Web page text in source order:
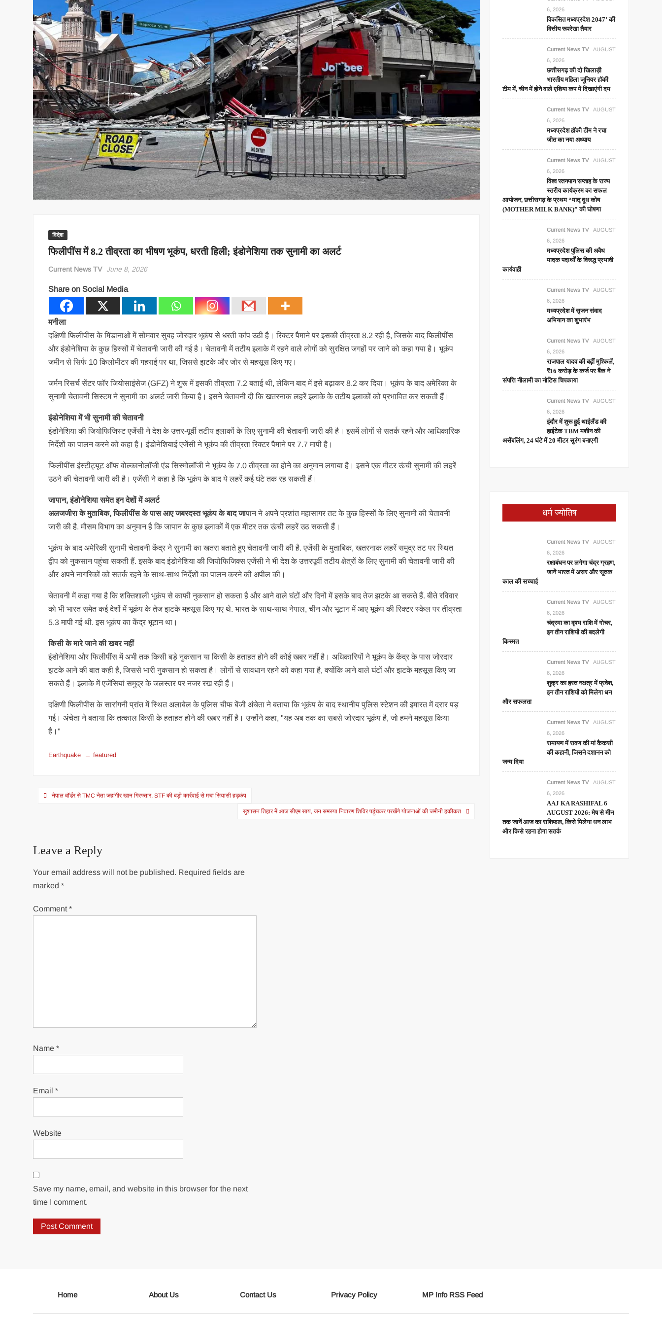
विदेश
फिलीपींस में 8.2 तीव्रता का भीषण भूकंप, धरती हिली; इंडोनेशिया तक सुनामी का अलर्ट
Current News TV June 8, 2026
Share on Social Media
मनीला
दक्षिणी फिलीपींस के मिंडानाओ में सोमवार सुबह जोरदार भूकंप से धरती कांप उठी है। रिक्टर पैमाने पर इसकी तीव्रता 8.2 रही है, जिसके बाद फिलीपींस
और इंडोनेशिया के कुछ हिस्सों में चेतावनी जारी की गई है। चेतावनी में तटीय इलाके में रहने वाले लोगों को सुरक्षित जगहों पर जाने को कहा गया है। भूकंप
जमीन से सिर्फ 10 किलोमीटर की गहराई पर था, जिससे झटके और जोर से महसूस किए गए।
जर्मन रिसर्च सेंटर फॉर जियोसाइंसेज (GFZ) ने शुरू में इसकी तीव्रता 7.2 बताई थी, लेकिन बाद में इसे बढ़ाकर 8.2 कर दिया। भूकंप के बाद अमेरिका के
सुनामी चेतावनी सिस्टम ने सुनामी का अलर्ट जारी किया है। इसने चेतावनी दी कि खतरनाक लहरें इलाके के तटीय इलाकों को प्रभावित कर सकती हैं।
इंडोनेशिया में भी सुनामी की चेतावनी
इंडोनेशिया की जियोफिजिस्ट एजेंसी ने देश के उत्तर-पूर्वी तटीय इलाकों के लिए सुनामी की चेतावनी जारी की है। इसमें लोगों से सतर्क रहने और आधिकारिक
निर्देशों का पालन करने को कहा है। इंडोनेशियाई एजेंसी ने भूकंप की तीव्रता रिक्टर पैमाने पर 7.7 मापी है।
फिलीपींस इंस्टीट्यूट ऑफ वोल्कानोलॉजी एंड सिस्मोलॉजी ने भूकंप के 7.0 तीव्रता का होने का अनुमान लगाया है। इसने एक मीटर ऊंची सुनामी की लहरें
उठने की चेतावनी जारी की है। एजेंसी ने कहा है कि भूकंप के बाद ये लहरें कई घंटे तक रह सकती हैं।
जापान, इंडोनेशिया समेत इन देशों में अलर्ट
अलजजीरा के मुताबिक, फिलीपींस के पास आए जबरदस्त भूकंप के बाद जापान ने अपने प्रशांत महासागर तट के कुछ हिस्सों के लिए सुनामी की चेतावनी
जारी की है. मौसम विभाग का अनुमान है कि जापान के कुछ इलाकों में एक मीटर तक ऊंची लहरें उठ सकती हैं।
भूकंप के बाद अमेरिकी सुनामी चेतावनी केंद्र ने सुनामी का खतरा बताते हुए चेतावनी जारी की है. एजेंसी के मुताबिक, खतरनाक लहरें समुद्र तट पर स्थित
द्वीप को नुकसान पहुंचा सकती हैं. इसके बाद इंडोनेशिया की जियोफिजिक्स एजेंसी ने भी देश के उत्तरपूर्वी तटीय क्षेत्रों के लिए सुनामी की चेतावनी जारी की
और अपने नागरिकों को सतर्क रहने के साथ-साथ निर्देशों का पालन करने की अपील की।
चेतावनी में कहा गया है कि शक्तिशाली भूकंप से काफी नुकसान हो सकता है और आने वाले घंटों और दिनों में इसके बाद तेज झटके आ सकते हैं. बीते रविवार
को भी भारत समेत कई देशों में भूकंप के तेज झटके महसूस किए गए थे. भारत के साथ-साथ नेपाल, चीन और भूटान में आए भूकंप की रिक्टर स्केल पर तीव्रता
5.3 मापी गई थी. इस भूकंप का केंद्र भूटान था।
किसी के मारे जाने की खबर नहीं
इंडोनेशिया और फिलीपींस में अभी तक किसी बड़े नुकसान या किसी के हताहत होने की कोई खबर नहीं है। अधिकारियों ने भूकंप के केंद्र के पास जोरदार
झटके आने की बात कही है, जिससे भारी नुकसान हो सकता है। लोगों से सावधान रहने को कहा गया है, क्योंकि आने वाले घंटों और झटके महसूस किए जा
सकते हैं। इलाके में एजेंसियां समुद्र के जलस्तर पर नजर रख रही हैं।
दक्षिणी फिलीपींस के सारांगनी प्रांत में स्थित अलाबेल के पुलिस चीफ बेंजी अंचेता ने बताया कि भूकंप के बाद स्थानीय पुलिस स्टेशन की इमारत में दरार पड़
गई। अंचेता ने बताया कि तत्काल किसी के हताहत होने की खबर नहीं है। उन्होंने कहा, "यह अब तक का सबसे जोरदार भूकंप है, जो हमने महसूस किया
है।"
Earthquake featured
Postनेपाल बॉर्डर से TMC नेता जहांगीर खान गिरफ्तार, STF की बड़ी कार्रवाई से मचा सियासी हड़कंप
सुशासन तिहार में आज सीएम साय, जन समस्या निवारण शिविर पहुंचकर परखेंगे योजनाओं की जमीनी हकीकत
Leave a Reply
Your email address will not be published. Required fields are
marked*
Comment*
Name*
Email*
Website
Save my name, email, and website in this browser for the next
time I comment.
6, 2026
विकसित मध्यप्रदेश-2047’ की
वित्तीय रूपरेखा तैयार
Current News TV
AUGUST
6, 2026
छत्तीसगढ़ की दो खिलाड़ी
भारतीय महिला जूनियर हॉकी
टीम में, चीन में होने वाले एशिया कप में दिखाएंगी दम
Current News TV
AUGUST
6, 2026
मध्यप्रदेश हॉकी टीम ने रचा
जीत का नया अध्याय
Current News TV
AUGUST
6, 2026
विश्व स्तनपान सप्ताह के राज्य
स्तरीय कार्यक्रम का सफल
आयोजन, छत्तीसगढ़ के प्रथम “मातृ दूध कोष
(MOTHER MILK BANK)” की घोषणा
Current News TV
AUGUST
6, 2026
मध्यप्रदेश पुलिस की अवैध
मादक पदार्थों के विरूद्ध प्रभावी
कार्यवाही
Current News TV
AUGUST
6, 2026
मध्यप्रदेश में सृजन संवाद
अभियान का शुभारंभ
Current News TV
AUGUST
6, 2026
राजपाल यादव की बढ़ीं मुश्किलें,
₹16 करोड़ के कर्ज पर बैंक ने
संपत्ति नीलामी का नोटिस चिपकाया
Current News TV
AUGUST
6, 2026
इंदौर में शुरू हुई थाईलैंड की
हाईटेक TBM मशीन की
असेंबलिंग, 24 घंटे में 20 मीटर सुरंग बनाएगी
धर्म ज्योतिष
Current News TV
AUGUST
6, 2026
रक्षाबंधन पर लगेगा चंद्र ग्रहण,
जानें भारत में असर और सूतक
काल की सच्चाई
Current News TV
AUGUST
6, 2026
चंद्रमा का वृषभ राशि में गोचर,
इन तीन राशियों की बदलेगी
किस्मत
Current News TV
AUGUST
6, 2026
शुक्र का हस्त नक्षत्र में प्रवेश,
इन तीन राशियों को मिलेगा धन
और सफलता
Current News TV
AUGUST
6, 2026
रामायण में रावण की मां कैकसी
की कहानी, जिसने दशानन को
जन्म दिया
Current News TV
AUGUST
6, 2026
AAJ KA RASHIFAL 6
AUGUST 2026: मेष से मीन
तक जानें आज का राशिफल, किसे मिलेगा धन लाभ
और किसे रहना होगा सतर्क
Home About Us Contact Us Privacy Policy MP Info RSS Feed